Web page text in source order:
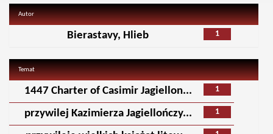
Autor
1
Bierastavy, Hlieb
Temat
1
1447 Charter of Casimir Jagiellon...
1
przywilej Kazimierza Jagiellończy...